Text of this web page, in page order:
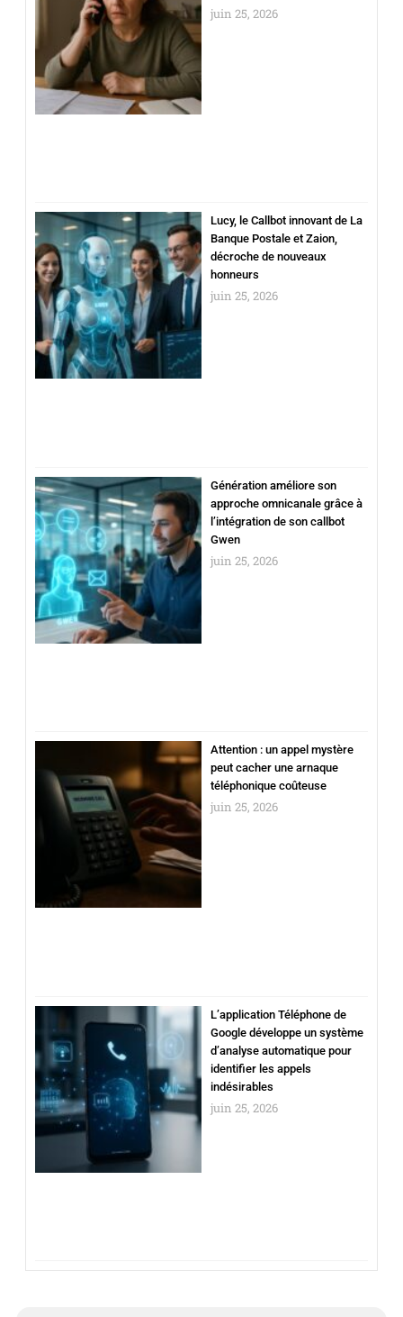
juin 25, 2026
Lucy, le Callbot innovant de La
Banque Postale et Zaion,
décroche de nouveaux
honneurs
juin 25, 2026
Génération améliore son
approche omnicanale grâce à
l’intégration de son callbot
Gwen
juin 25, 2026
Attention : un appel mystère
peut cacher une arnaque
téléphonique coûteuse
juin 25, 2026
L’application Téléphone de
Google développe un système
d’analyse automatique pour
identifier les appels
indésirables
juin 25, 2026